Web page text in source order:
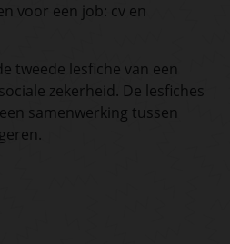
voor een job: cv en
tweede lesfiche van een
zekerheid. De lesfiches
samenwerking tussen